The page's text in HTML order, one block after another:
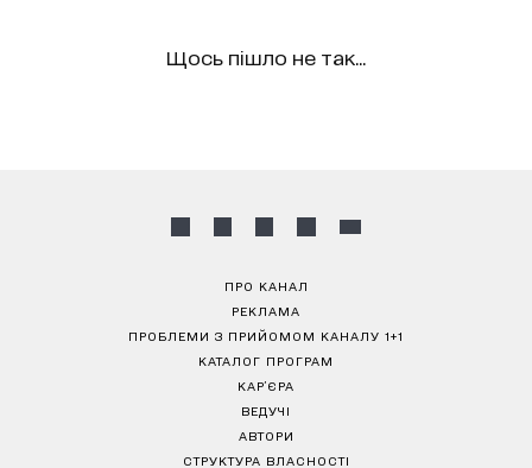
Щось пішло не так...
ПРО КАНАЛ
РЕКЛАМА
ПРОБЛЕМИ З ПРИЙОМОМ КАНАЛУ 1+1
КАТАЛОГ ПРОГРАМ
КАР’ЄРА
ВЕДУЧІ
АВТОРИ
СТРУКТУРА ВЛАСНОСТІ